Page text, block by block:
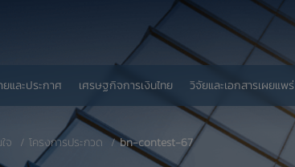
และประกาศ เศรษฐกิจการเงินไทย วิจัยและเอกสารเผยแพร่
จ โครงการประกวด bn-contest-67